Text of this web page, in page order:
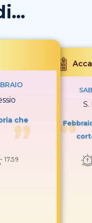
che
17.59
S.